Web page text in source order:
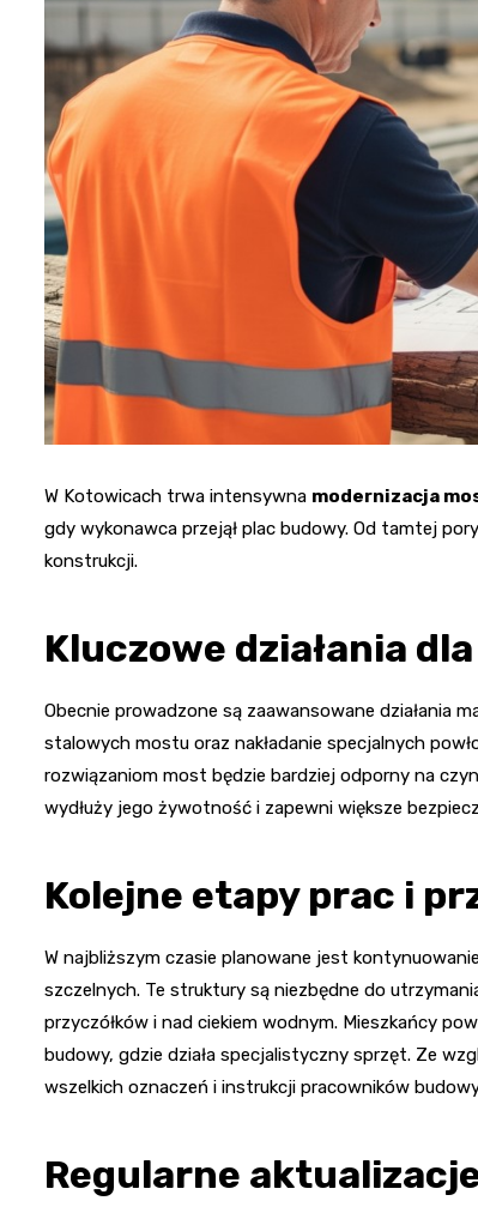
W Kotowicach trwa intensywna modernizacja
gdy wykonawca przejął plac budowy. Od tamtej
konstrukcji.
Kluczowe działania
Obecnie prowadzone są zaawansowane działania
stalowych mostu oraz nakładanie specjalnych
rozwiązaniom most będzie bardziej odporny na
wydłuży jego żywotność i zapewni większe
Kolejne etapy prac i
W najbliższym czasie planowane jest
szczelnych. Te struktury są niezbędne do
przyczółków i nad ciekiem wodnym. Mieszkańcy
budowy, gdzie działa specjalistyczny sprzęt. Ze
wszelkich oznaczeń i instrukcji pracowników
Regularne